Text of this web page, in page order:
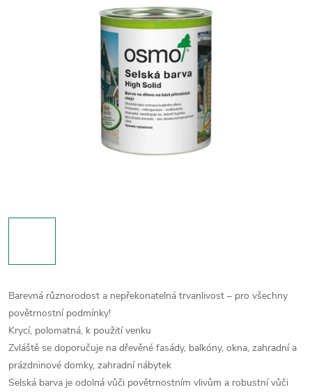
Barevná různorodost a nepřekonatelná trvanlivost – pro všechny
povětrnostní podmínky!
Krycí, polomatná, k použití venku
Zvláště se doporučuje na dřevěné fasády, balkóny, okna, zahradní a
prázdninové domky, zahradní nábytek
Selská barva je odolná vůči povětrnostním vlivům a robustní vůči